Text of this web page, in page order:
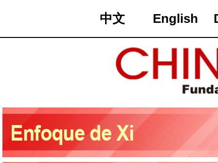
中文 English